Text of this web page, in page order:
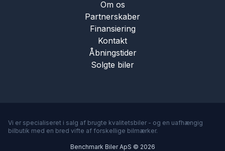
Om os
Partnerskaber
Finansiering
Kontakt
Åbningstider
Solgte biler
Vi er specialiseret i salg af brugte kvalitetsbiler - og en uafhængig
bilbutik med en bred vifte af forskellige bilmærker.
Benchmark Biler ApS © 2026